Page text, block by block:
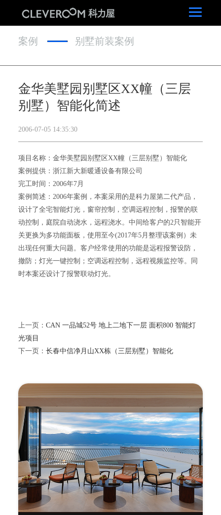
案例 别墅前装案例
金华美墅园别墅区XX幢（三层
别墅）智能化简述
2006-07-05 14:35:30
项目名称：金华美墅园别墅区XX幢（三层别墅）智能化
案例提供：浙江新大新暖通设备有限公司
完工时间：2006年7月
案例简述：2006年案例，本案采用的是科力屋第二代产品，
设计了全宅智能灯光，窗帘控制，空调远程控制，报警的联
动控制，庭院自动浇水，远程浇水。中间给客户的2只智能开
关更换为多功能面板，使用至今(2017年5月整理该案例）未
出现任何重大问题。客户经常使用的功能是远程报警设防，
撤防；灯光一键控制；空调远程控制，远程视频监控等。同
时本案还设计了报警联动灯光。
上一页：CAN 一品城52号 地上二地下一层 面积800 智能灯
光项目
下一页：长春中信净月山XX栋（三层别墅）智能化